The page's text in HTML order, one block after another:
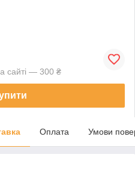
сайті — 300 ₴
Оплата Умови